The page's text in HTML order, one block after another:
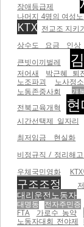
장애등급제
나머지 4명의 여성
KTX 전교조 지키
상수도 요금 인상
큰빗이끼벌레
저어새
박근혜 퇴
노조파괴
노사정
노동존중사회
개
전북교육개혁
시간선택제 일자리
최저임금 현실화
비정규직 / 정리해
우체국민영화
구조조정
대리운전노동자
대명동
전자주민증
FTA
가로수 농약
노동자대회 전야제